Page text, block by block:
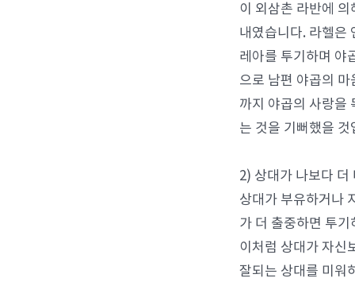
이 외삼촌 라반에
내였습니다. 라헬은
레아를 투기하며 야
으로 남편 야곱의
까지 야곱의 사랑을
는 것을 기뻐했을
2) 상대가 나보다 더
상대가 부유하거나
가 더 출중하면 투
이처럼 상대가 자신
잘되는 상대를 미워